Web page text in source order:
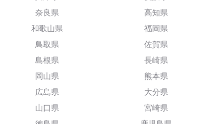
奈良県
和歌山県
鳥取県
島根県
岡山県
広島県
山口県
高知県
福岡県
佐賀県
長崎県
熊本県
大分県
宮崎県